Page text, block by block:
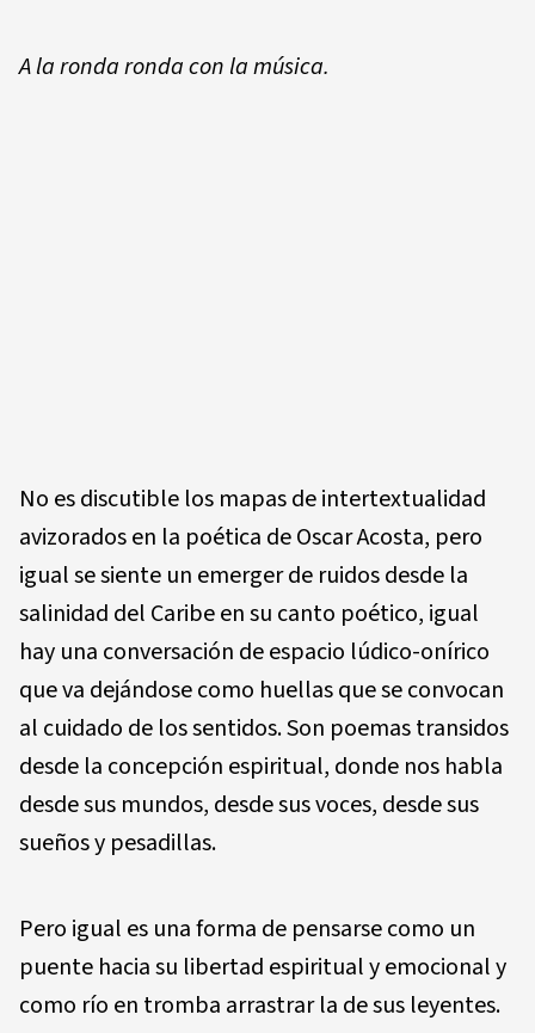
A la ronda ronda con la música.
No es discutible los mapas de intertextualidad
avizora­dos en la poética de Oscar Acosta, pero
igual se siente un emerger de ruidos desde la
salinidad del Caribe en su canto poético, igual
hay una conversación de espacio lú­dico-onírico
que va dejándose como huellas que se con­vocan
al cuidado de los sentidos. Son poemas transidos
desde la concepción espiritual, donde nos habla
desde sus mundos, desde sus voces, desde sus
sueños y pesadillas.
Pero igual es una forma de pensarse como un
puente ha­cia su libertad espiritual y emocional y
como río en trom­ba arrastrar la de sus leyentes.